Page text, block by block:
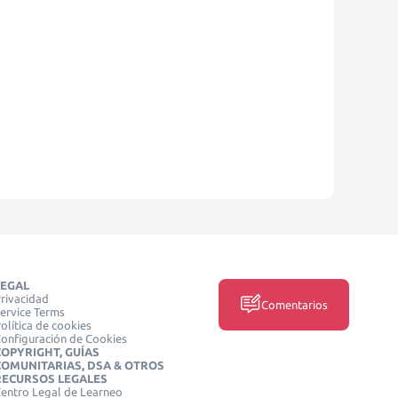
Terms
de cookies
de Cookies
GUÍAS
DSA & OTROS
LEGALES
Legal de Learneo
Comentarios